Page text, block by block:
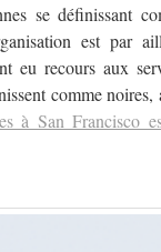
se définissant
est par
eu recours aux
comme noires,
à San Francisco